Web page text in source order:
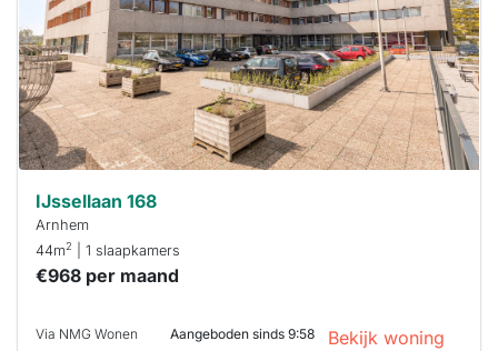
minuten
reageren.
Stekkies helpt
je hierbij!
IJssellaan 168
Arnhem
44m2 | 1 slaapkamers
€968 per maand
Via NMG Wonen Aangeboden sinds 9:58 Bekijk woning